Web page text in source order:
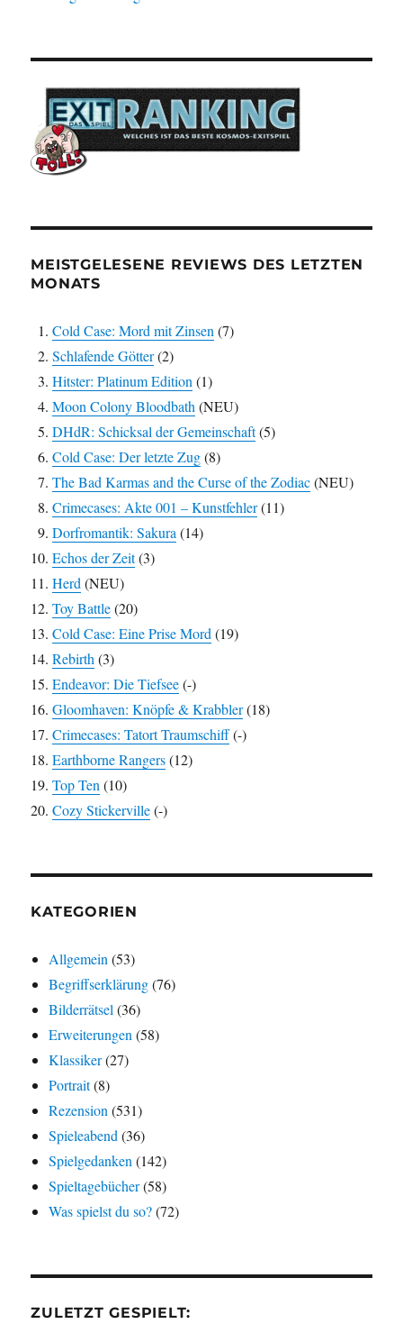
MEISTGELESENE REVIEWS DES LETZTEN
MONATS
Cold Case: Mord mit Zinsen (7)
Schlafende Götter(2)
Hitster: Platinum Edition (1)
Moon Colony Bloodbath (NEU)
DHdR: Schicksal der Gemeinschaft(5)
Cold Case: Der letzte Zug(8)
The Bad Karmas and the Curse of the Zodiac(NEU)
Crimecases: Akte 001 – Kunstfehler(11)
Dorfromantik: Sakura (14)
Echos der Zeit(3)
Herd (NEU)
Toy Battle(20)
Cold Case: Eine Prise Mord (19)
Rebirth (3)
Endeavor: Die Tiefsee(-)
Gloomhaven: Knöpfe & Krabbler(18)
Crimecases: Tatort Traumschiff(-)
Earthborne Rangers(12)
Top Ten (10)
Cozy Stickerville(-)
KATEGORIEN
Allgemein (53)
Begriffserklärung(76)
Bilderrätsel (36)
Erweiterungen (58)
Klassiker(27)
Portrait(8)
Rezension (531)
Spieleabend (36)
Spielgedanken (142)
Spieltagebücher(58)
Was spielst du so?(72)
ZULETZT GESPIELT: